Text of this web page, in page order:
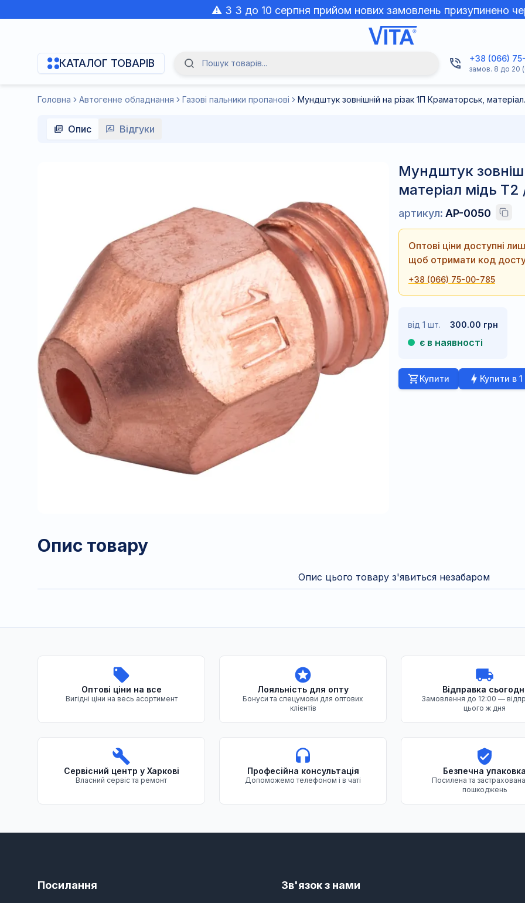
⚠️ З 3 до 10 серпня прийом нових замовлень призупинено
КАТАЛОГ ТОВАРІВ
Navigation Menu
Пошук товарів... +38 (066)
замов. 8 до 20
Головна Автогенне обладнання Газові пальники пропанові
Опис Відгуки
Мундштук
матеріал мідь
артикул: AP-0050
Оптові ціни доступні
щоб отримати код
+38 (066) 75-00-785
від 1 шт. 300.00 грн
є в наявності
Купити Купити в 1
Опис товару
Опис цього товару з'явиться незабаром
Переваги нашого магазину
Оптові ціни на все
Вигідні ціни на весь асортимент
Лояльність для опту
Бонуси та спецумови для оптових
клієнтів
Відправка
Замовлення до 12:00 —
цього ж дня
Сервісний центр у Харкові
Власний сервіс та ремонт
Професійна консультація
Допоможемо телефоном і в чаті
Безпечна упаковка
Посилена та
пошкоджень
Посилання Зв'язок з нами